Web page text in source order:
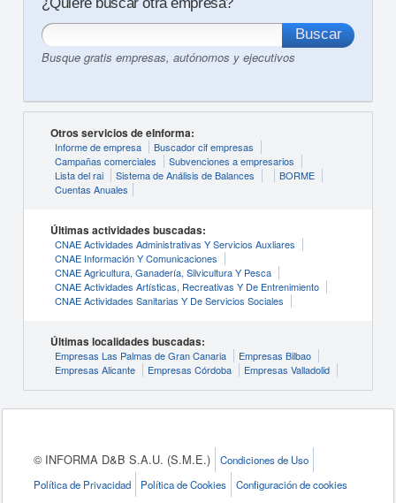
Busque gratis empresas, autónomos y ejecutivos
Otros servicios de eInforma:
Informe de empresa
Buscador cif empresas
Campañas comerciales
Subvenciones a empresarios
Lista del rai
Sistema de Análisis de Balances
BORME
Cuentas Anuales
Últimas actividades buscadas:
CNAE Actividades Administrativas Y Servicios Auxliares
CNAE Información Y Comunicaciones
CNAE Agricultura, Ganadería, Silvicultura Y Pesca
CNAE Actividades Artísticas, Recreativas Y De Entrenimiento
CNAE Actividades Sanitarias Y De Servicios Sociales
Últimas localidades buscadas:
Empresas Las Palmas de Gran Canaria
Empresas Bilbao
Empresas Alicante
Empresas Córdoba Empresas Valladolid
© INFORMA D&B S.A.U. (S.M.E.)
Condiciones de Uso
Política de Privacidad
Política de Cookies Configuración de cookies